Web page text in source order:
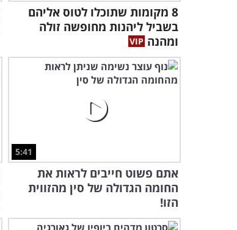
8 מקומות שתוכלו לטוס אליהם
בשביל ליהנות מחופשה זולה
ומהנה
5:41
אתם פשוט חייבים לראות את
החומה הגדולה של סין מהזווית
הזו!